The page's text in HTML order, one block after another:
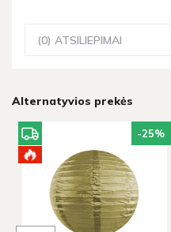
(0) ATSILIEPIMAI
Alternatyvios prekės
-25%